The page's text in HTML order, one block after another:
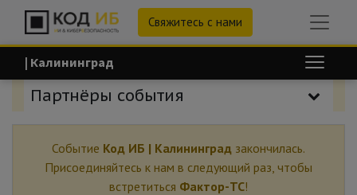
Свяжитесь с нами
| Калининград
Партнёры события
Событие Код ИБ | Калининград закончилась.
Присоединяйтесь к нам в следующий раз, чтобы
встретиться Фактор-ТС!